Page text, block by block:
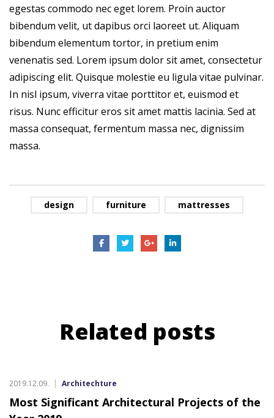
egestas commodo nec eget lorem. Proin auctor
bibendum velit, ut dapibus orci laoreet ut. Aliquam
bibendum elementum tortor, in pretium enim
venenatis sed. Lorem ipsum dolor sit amet, consectetur
adipiscing elit. Quisque molestie eu ligula vitae pulvinar.
In nisl ipsum, viverra vitae porttitor et, euismod et
risus. Nunc efficitur eros sit amet mattis lacinia. Sed at
massa consequat, fermentum massa nec, dignissim
massa.
design furniture mattresses
Related posts
2019.12.09. Architechture
Most Significant Architectural Projects of the